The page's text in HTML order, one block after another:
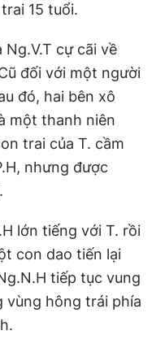
15 tuổi.
Ng.V.T cự cãi về
đối với một người
đó, hai bên xô
một thanh niên
trai của T. cầm
nhưng được
lớn tiếng với T. rồi
con dao tiến lại
tiếp tục vung
vùng hông trái phía